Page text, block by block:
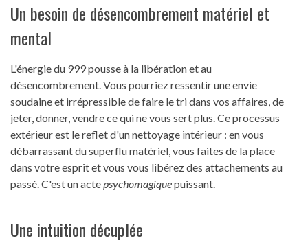
Un besoin de désencombrement matériel et
mental
L'énergie du 999 pousse à la libération et au
désencombrement. Vous pourriez ressentir une envie
soudaine et irrépressible de faire le tri dans vos affaires, de
jeter, donner, vendre ce qui ne vous sert plus. Ce processus
extérieur est le reflet d'un nettoyage intérieur : en vous
débarrassant du superflu matériel, vous faites de la place
dans votre esprit et vous vous libérez des attachements au
passé. C'est un actepsychomagiquepuissant.
Une intuition décuplée